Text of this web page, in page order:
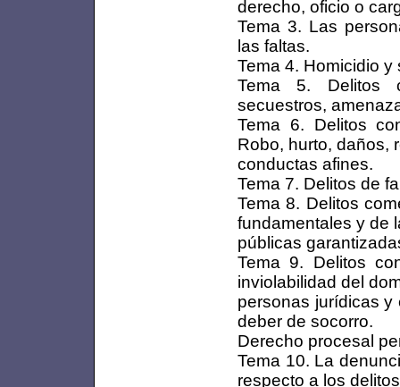
derecho, oficio o
Tema 3. Las
las faltas.
Tema 4. Homicidio
Tema 5. Delitos
secuestros,
Tema 6. Delitos
Robo, hurto, daños,
conductas afines.
Tema 7. Delitos de
Tema 8. Delitos
fundamentales y de
públicas
Tema 9. Delitos
inviolabilidad del
personas jurídicas y
deber de socorro.
Derecho procesal
Tema 10. La
respecto a los